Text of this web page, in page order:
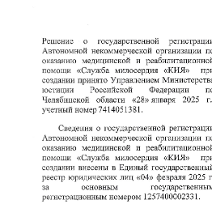
Корр. счет:
30101810700000000602
БИК:
047501602
Челябинское отделение
№8597 ПАО СБЕРБАНК